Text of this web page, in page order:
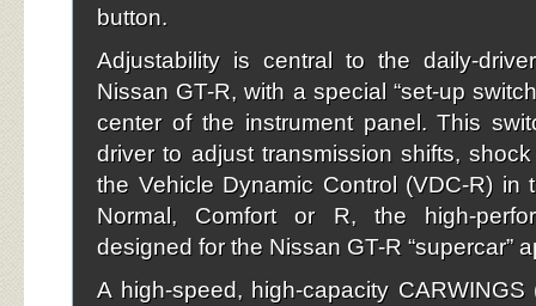
button.
Adjustability is central to the daily-
Nissan GT-R, with a special “set-up
center of the instrument panel. This
driver to adjust transmission shifts,
the Vehicle Dynamic Control (VDC-R) in
Normal, Comfort or R, the high-
designed for the Nissan GT-R “supercar”
A high-speed, high-capacity CARWINGS